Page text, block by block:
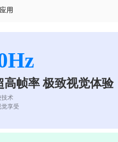
用
高帧率 极致视觉体验
技术
享受